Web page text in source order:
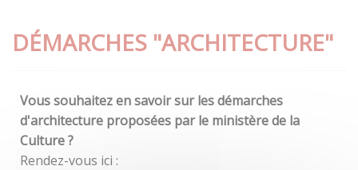
DÉMARCHES "ARCHITECTURE"
Vous souhaitez en savoir sur les démarches
d'architecture proposées par le ministère de la
Culture ?
Rendez-vous ici :